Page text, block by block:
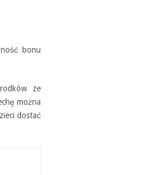
bonu
ze
można
dostać